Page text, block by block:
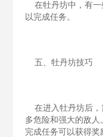
在牡丹坊中，有一
以完成任务。
五、牡丹坊技巧
在进入牡丹坊后，
多危险和强大的敌
完成任务可以获得奖